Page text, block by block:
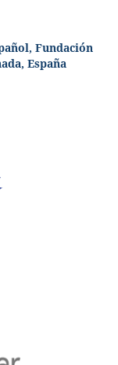
Fundación
España